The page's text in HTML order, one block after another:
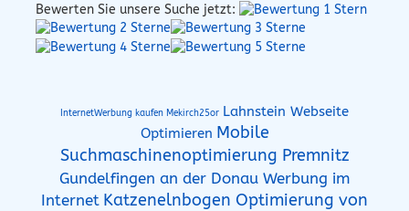
Bewerten Sie unsere Suche jetzt:
InternetWerbung kaufen Mekirch25or Lahnstein Webseite
Optimieren Mobile
Suchmaschinenoptimierung Premnitz
Gundelfingen an der Donau Werbung im
Internet Katzenelnbogen Optimierung von